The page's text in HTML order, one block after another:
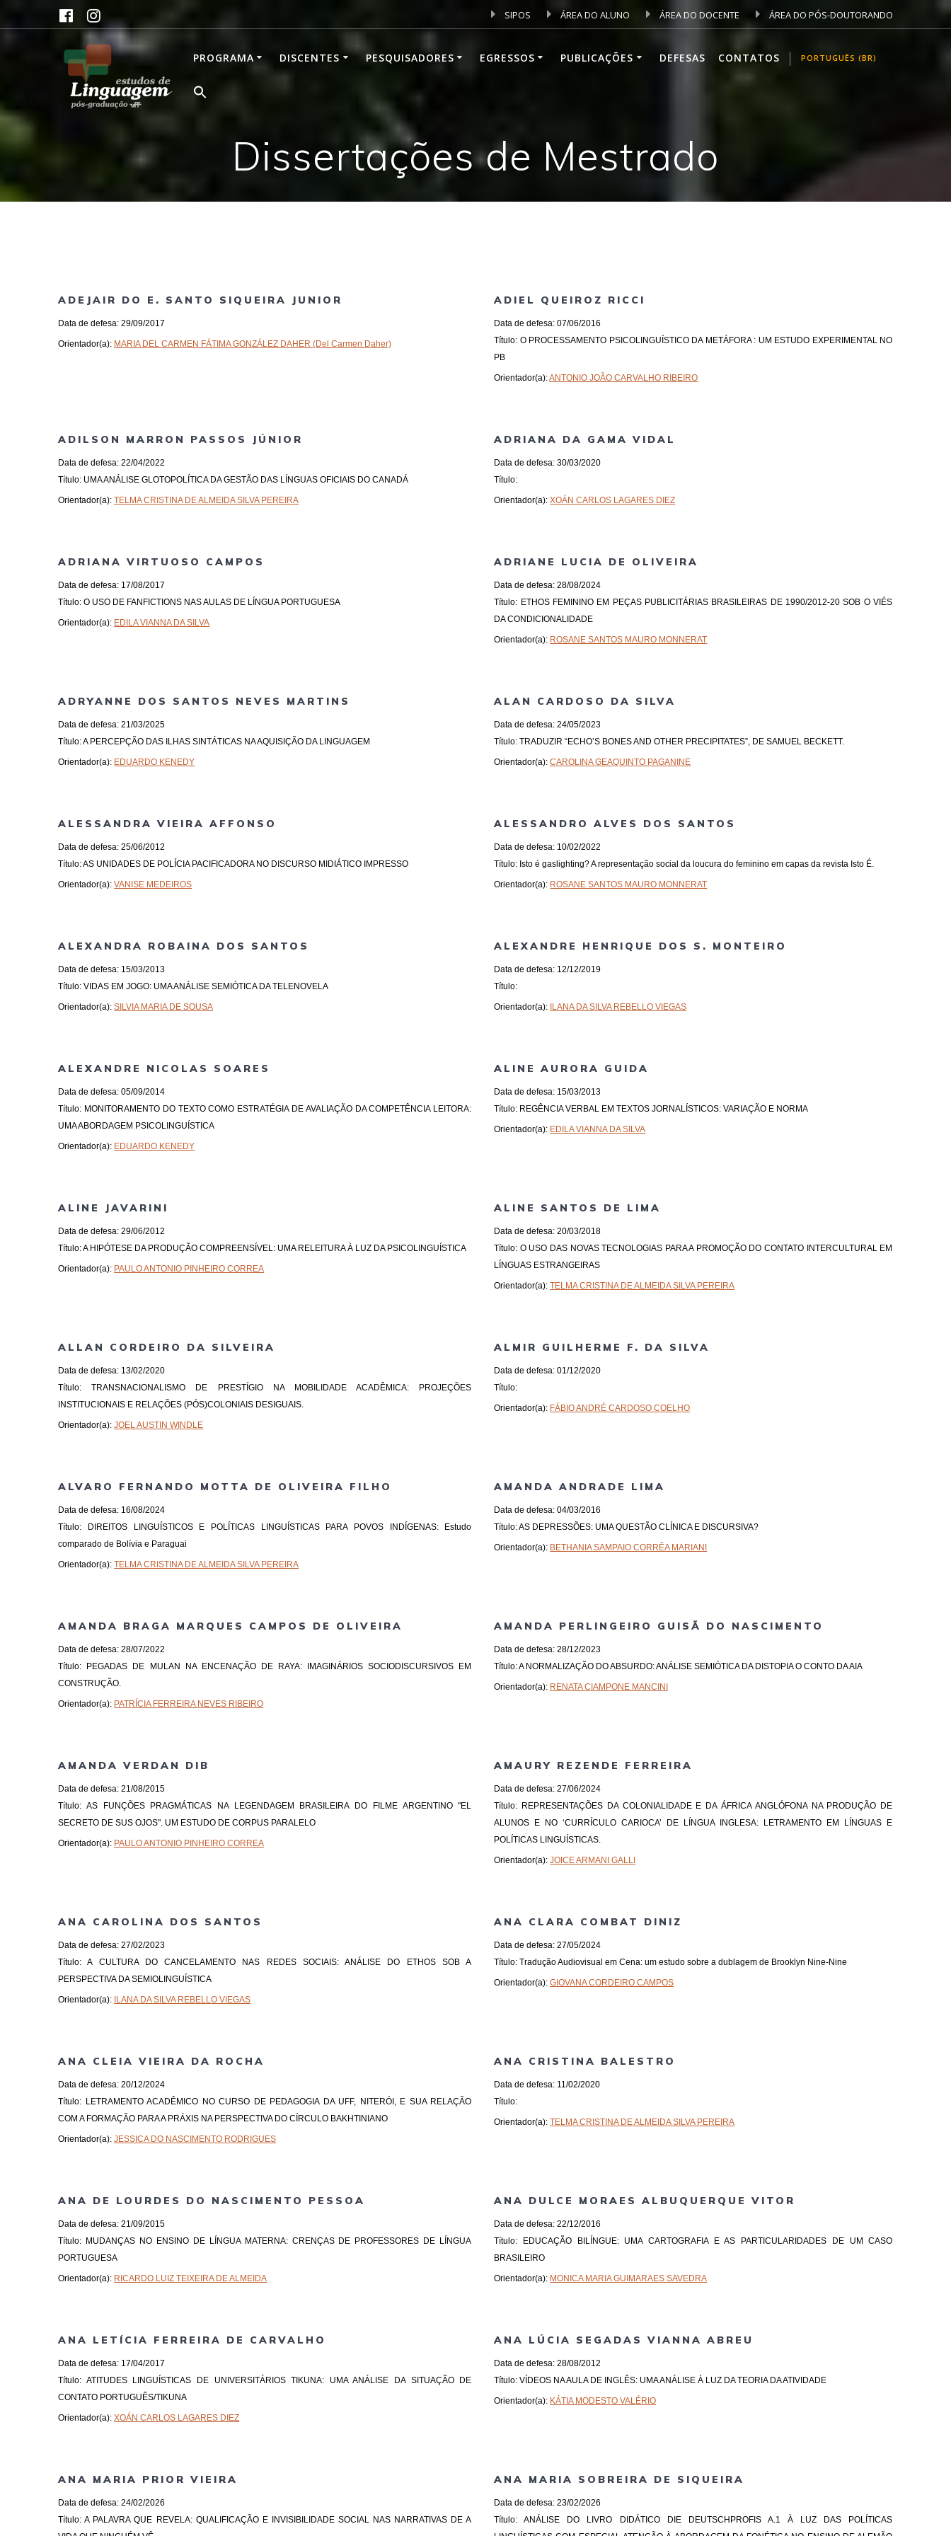
to
SIPOS ÁREA DO ALUNO ÁREA DO DOCENTE ÁREA DO PÓS-DOUTORANDO
PROGRAMA DISCENTES PESQUISADORES EGRESSOS PUBLICAÇÕES DEFESAS CONTATOS PORTUGUÊS (BR)
Dissertações de Mestrado
ADEJAIR DO E. SANTO SIQUEIRA JUNIOR
Data de defesa: 29/09/2017
Orientador(a): MARIA DEL CARMEN FÁTIMA GONZÁLEZ DAHER (Del Carmen Daher)
ADIEL QUEIROZ RICCI
Data de defesa: 07/06/2016
Título: O PROCESSAMENTO PSICOLINGUÍSTICO DA METÁFORA : UM ESTUDO EXPERIMENTAL NO
PB
Orientador(a):ANTONIO JOÃO CARVALHO RIBEIRO
ADILSON MARRON PASSOS JÚNIOR
Data de defesa: 22/04/2022
Título: UMA ANÁLISE GLOTOPOLÍTICA DA GESTÃO DAS LÍNGUAS OFICIAIS DO CANADÁ
Orientador(a):TELMA CRISTINA DE ALMEIDA SILVA PEREIRA
ADRIANA DA GAMA VIDAL
Data de defesa: 30/03/2020
Título:
Orientador(a):XOÁN CARLOS LAGARES DIEZ
ADRIANA VIRTUOSO CAMPOS
Data de defesa: 17/08/2017
Título: O USO DE FANFICTIONS NAS AULAS DE LÍNGUA PORTUGUESA
Orientador(a): EDILA VIANNA DA SILVA
ADRIANE LUCIA DE OLIVEIRA
Data de defesa: 28/08/2024
Título: ETHOS FEMININO EM PEÇAS PUBLICITÁRIAS BRASILEIRAS DE 1990/2012-20 SOB O VIÉS
DA CONDICIONALIDADE
Orientador(a): ROSANE SANTOS MAURO MONNERAT
ADRYANNE DOS SANTOS NEVES MARTINS
Data de defesa: 21/03/2025
Título: A PERCEPÇÃO DAS ILHAS SINTÁTICAS NA AQUISIÇÃO DA LINGUAGEM
Orientador(a): EDUARDO KENEDY
ALAN CARDOSO DA SILVA
Data de defesa: 24/05/2023
Título: TRADUZIR “ECHO’S BONES AND OTHER PRECIPITATES”, DE SAMUEL BECKETT.
Orientador(a):CAROLINA GEAQUINTO PAGANINE
ALESSANDRA VIEIRA AFFONSO
Data de defesa: 25/06/2012
Título: AS UNIDADES DE POLÍCIA PACIFICADORA NO DISCURSO MIDIÁTICO IMPRESSO
Orientador(a):VANISE MEDEIROS
ALESSANDRO ALVES DOS SANTOS
Data de defesa: 10/02/2022
Título: Isto é gaslighting? A representação social da loucura do feminino em capas da revista Isto É.
Orientador(a): ROSANE SANTOS MAURO MONNERAT
ALEXANDRA ROBAINA DOS SANTOS
Data de defesa: 15/03/2013
Título: VIDAS EM JOGO: UMA ANÁLISE SEMIÓTICA DA TELENOVELA
Orientador(a):SILVIA MARIA DE SOUSA
ALEXANDRE HENRIQUE DOS S. MONTEIRO
Data de defesa: 12/12/2019
Título:
Orientador(a): ILANA DA SILVA REBELLO VIEGAS
ALEXANDRE NICOLAS SOARES
Data de defesa: 05/09/2014
Título: MONITORAMENTO DO TEXTO COMO ESTRATÉGIA DE AVALIAÇÃO DA COMPETÊNCIA LEITORA:
UMA ABORDAGEM PSICOLINGUÍSTICA
Orientador(a): EDUARDO KENEDY
ALINE AURORA GUIDA
Data de defesa: 15/03/2013
Título: REGÊNCIA VERBAL EM TEXTOS JORNALÍSTICOS: VARIAÇÃO E NORMA
Orientador(a): EDILA VIANNA DA SILVA
ALINE JAVARINI
Data de defesa: 29/06/2012
Título: A HIPÓTESE DA PRODUÇÃO COMPREENSÍVEL: UMA RELEITURA À LUZ DA PSICOLINGUÍSTICA
Orientador(a): PAULO ANTONIO PINHEIRO CORREA
ALINE SANTOS DE LIMA
Data de defesa: 20/03/2018
Título: O USO DAS NOVAS TECNOLOGIAS PARA A PROMOÇÃO DO CONTATO INTERCULTURAL EM
LÍNGUAS ESTRANGEIRAS
Orientador(a):TELMA CRISTINA DE ALMEIDA SILVA PEREIRA
ALLAN CORDEIRO DA SILVEIRA
Data de defesa: 13/02/2020
Título: TRANSNACIONALISMO DE PRESTÍGIO NA MOBILIDADE ACADÊMICA: PROJEÇÕES
INSTITUCIONAIS E RELAÇÕES (PÓS)COLONIAIS DESIGUAIS.
Orientador(a):JOEL AUSTIN WINDLE
ALMIR GUILHERME F. DA SILVA
Data de defesa: 01/12/2020
Título:
Orientador(a): FÁBIO ANDRÉ CARDOSO COELHO
ALVARO FERNANDO MOTTA DE OLIVEIRA FILHO
Data de defesa: 16/08/2024
Título: DIREITOS LINGUÍSTICOS E POLÍTICAS LINGUÍSTICAS PARA POVOS INDÍGENAS: Estudo
comparado de Bolívia e Paraguai
Orientador(a):TELMA CRISTINA DE ALMEIDA SILVA PEREIRA
AMANDA ANDRADE LIMA
Data de defesa: 04/03/2016
Título: AS DEPRESSÕES: UMA QUESTÃO CLÍNICA E DISCURSIVA?
Orientador(a): BETHANIA SAMPAIO CORRÊA MARIANI
AMANDA BRAGA MARQUES CAMPOS DE OLIVEIRA
Data de defesa: 28/07/2022
Título: PEGADAS DE MULAN NA ENCENAÇÃO DE RAYA: IMAGINÁRIOS SOCIODISCURSIVOS EM
CONSTRUÇÃO.
Orientador(a): PATRÍCIA FERREIRA NEVES RIBEIRO
AMANDA PERLINGEIRO GUISÃ DO NASCIMENTO
Data de defesa: 28/12/2023
Título: A NORMALIZAÇÃO DO ABSURDO: ANÁLISE SEMIÓTICA DA DISTOPIA O CONTO DA AIA
Orientador(a): RENATA CIAMPONE MANCINI
AMANDA VERDAN DIB
Data de defesa: 21/08/2015
Título: AS FUNÇÕES PRAGMÁTICAS NA LEGENDAGEM BRASILEIRA DO FILME ARGENTINO "EL
SECRETO DE SUS OJOS". UM ESTUDO DE CORPUS PARALELO
Orientador(a): PAULO ANTONIO PINHEIRO CORREA
AMAURY REZENDE FERREIRA
Data de defesa: 27/06/2024
Título: REPRESENTAÇÕES DA COLONIALIDADE E DA ÁFRICA ANGLÓFONA NA PRODUÇÃO DE
ALUNOS E NO ‘CURRÍCULO CARIOCA’ DE LÍNGUA INGLESA: LETRAMENTO EM LÍNGUAS E
POLÍTICAS LINGUÍSTICAS.
Orientador(a):JOICE ARMANI GALLI
ANA CAROLINA DOS SANTOS
Data de defesa: 27/02/2023
Título: A CULTURA DO CANCELAMENTO NAS REDES SOCIAIS: ANÁLISE DO ETHOS SOB A
PERSPECTIVA DA SEMIOLINGUÍSTICA
Orientador(a): ILANA DA SILVA REBELLO VIEGAS
ANA CLARA COMBAT DINIZ
Data de defesa: 27/05/2024
Título: Tradução Audiovisual em Cena: um estudo sobre a dublagem de Brooklyn Nine-Nine
Orientador(a):GIOVANA CORDEIRO CAMPOS
ANA CLEIA VIEIRA DA ROCHA
Data de defesa: 20/12/2024
Título: LETRAMENTO ACADÊMICO NO CURSO DE PEDAGOGIA DA UFF, NITERÓI, E SUA RELAÇÃO
COM A FORMAÇÃO PARA A PRÁXIS NA PERSPECTIVA DO CÍRCULO BAKHTINIANO
Orientador(a):JESSICA DO NASCIMENTO RODRIGUES
ANA CRISTINA BALESTRO
Data de defesa: 11/02/2020
Título:
Orientador(a):TELMA CRISTINA DE ALMEIDA SILVA PEREIRA
ANA DE LOURDES DO NASCIMENTO PESSOA
Data de defesa: 21/09/2015
Título: MUDANÇAS NO ENSINO DE LÍNGUA MATERNA: CRENÇAS DE PROFESSORES DE LÍNGUA
PORTUGUESA
Orientador(a): RICARDO LUIZ TEIXEIRA DE ALMEIDA
ANA DULCE MORAES ALBUQUERQUE VITOR
Data de defesa: 22/12/2016
Título: EDUCAÇÃO BILÍNGUE: UMA CARTOGRAFIA E AS PARTICULARIDADES DE UM CASO
BRASILEIRO
Orientador(a): MONICA MARIA GUIMARAES SAVEDRA
ANA LETÍCIA FERREIRA DE CARVALHO
Data de defesa: 17/04/2017
Título: ATITUDES LINGUÍSTICAS DE UNIVERSITÁRIOS TIKUNA: UMA ANÁLISE DA SITUAÇÃO DE
CONTATO PORTUGUÊS/TIKUNA
Orientador(a):XOÁN CARLOS LAGARES DIEZ
ANA LÚCIA SEGADAS VIANNA ABREU
Data de defesa: 28/08/2012
Título: VÍDEOS NA AULA DE INGLÊS: UMA ANÁLISE À LUZ DA TEORIA DA ATIVIDADE
Orientador(a): KÁTIA MODESTO VALÉRIO
ANA MARIA PRIOR VIEIRA
Data de defesa: 24/02/2026
Título: A PALAVRA QUE REVELA: QUALIFICAÇÃO E INVISIBILIDADE SOCIAL NAS NARRATIVAS DE A
ANA MARIA SOBREIRA DE SIQUEIRA
Data de defesa: 23/02/2026
Título: ANÁLISE DO LIVRO DIDÁTICO DIE DEUTSCHPROFIS A.1 À LUZ DAS POLÍTICAS